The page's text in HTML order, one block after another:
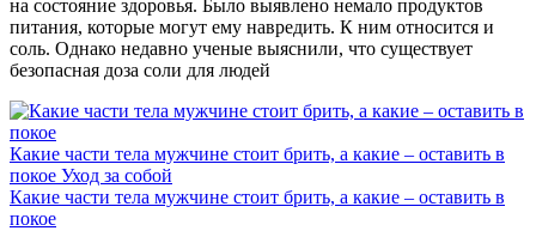
на состояние здоровья. Было выявлено немало продуктов
питания, которые могут ему навредить. К ним относится и
соль. Однако недавно ученые выяснили, что существует
безопасная доза соли для людей
Какие части тела мужчине стоит брить, а какие – оставить в
покое Уход за собой
Какие части тела мужчине стоит брить, а какие – оставить в
покое